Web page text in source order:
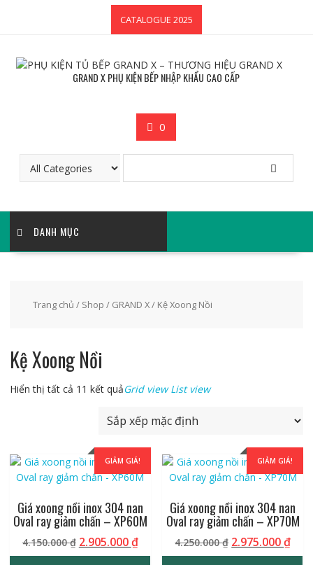
CATALOGUE 2025
GRAND X PHỤ KIỆN BẾP NHẬP KHẨU CAO CẤP
0
DANH MỤC
Trang chủ / Shop / GRAND X/ Kệ Xoong Nồi
Kệ Xoong Nồi
Hiển thị tất cả 11 kết quảGrid view List view
GIẢM GIÁ!
Giá xoong nồi inox 304 nan
Oval ray giảm chấn – XP60M
4.150.000₫ Giá
gốc
2.905.000₫Giá
hiện
GIẢM GIÁ!
Giá xoong nồi inox 304 nan
Oval ray giảm chấn – XP70M
4.250.000₫ Giá
gốc
2.975.000₫Giá
hiện